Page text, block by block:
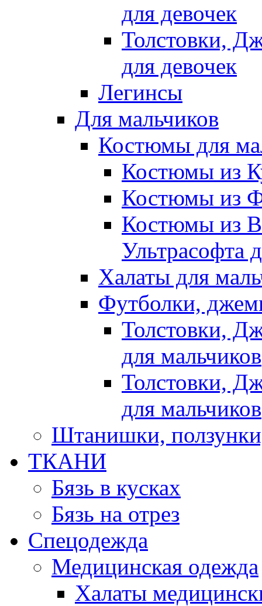
для девочек
Толстовки,
для девочек
Легинсы
Для мальчиков
Костюмы для
Костюмы из
Костюмы из
Костюмы из
Ультрасофта
Халаты для
Футболки,
Толстовки,
для мальчиков
Толстовки,
для мальчиков
Штанишки,
ТКАНИ
Бязь в кусках
Бязь на отрез
Спецодежда
Медицинская одежда
Халаты